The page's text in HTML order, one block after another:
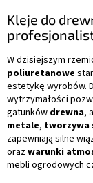
Kleje do
W dzisiejszym
poliuretanowe
estetykę wyrobów.
wytrzymałości
gatunków drewna,
metale, tworzywa
zapewniają silne
orazwarunki
mebli ogrodowych